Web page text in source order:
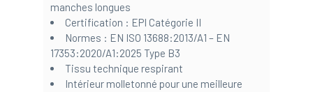
manches longues
Certification : EPI Catégorie II
Normes : EN ISO 13688:2013/A1 – EN
17353:2020/A1:2025 Type B3
Tissu technique respirant
Intérieur molletonné pour une meilleure